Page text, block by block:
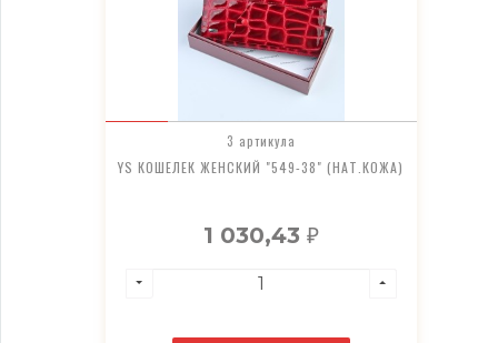
3 артикула
YS КОШЕЛЕК ЖЕНСКИЙ "549-38" (НАТ.КОЖА)
1 030,43 ₽